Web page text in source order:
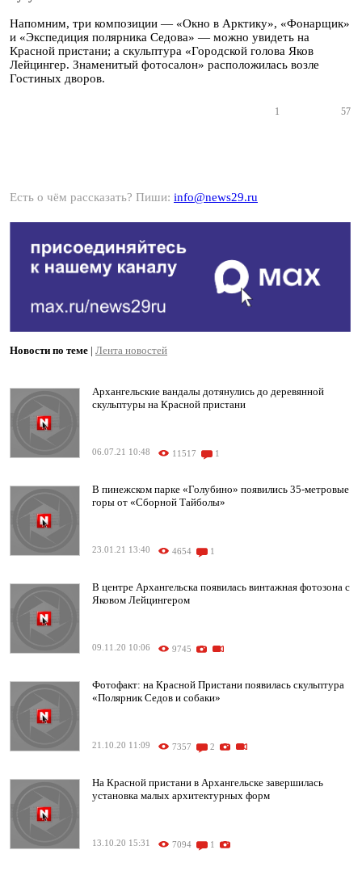
Напомним, три композиции — «Окно в Арктику», «Фонарщик»
и «Экспедиция полярника Седова» — можно увидеть на
Красной пристани; а скульптура «Городской голова Яков
Лейцингер. Знаменитый фотосалон» расположилась возле
Гостиных дворов.
1 57
Есть о чём рассказать? Пиши: info@news29.ru
Новости по теме | Лента новостей
Архангельские вандалы дотянулись до деревянной
скульптуры на Красной пристани
06.07.21 10:48 11517 1
В пинежском парке «Голубино» появились 35-метровые
горы от «Сборной Тайболы»
23.01.21 13:40 4654 1
В центре Архангельска появилась винтажная фотозона с
Яковом Лейцингером
09.11.20 10:06 9745
Фотофакт: на Красной Пристани появилась скульптура
«Полярник Седов и собаки»
21.10.20 11:09 7357 2
На Красной пристани в Архангельске завершилась
установка малых архитектурных форм
13.10.20 15:31 7094 1